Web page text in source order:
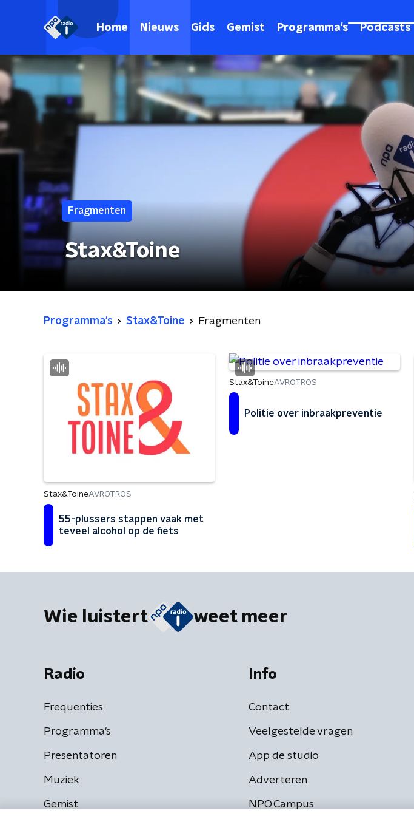
Home Nieuws Gids Gemist Programma's Podcasts
Fragmenten
Stax&Toine
Programma's Stax&Toine Fragmenten
Stax&ToineAVROTROS
55-plussers stappen vaak met
teveel alcohol op de fiets
Stax&ToineAVROTROS
Politie over inbraakpreventie
Wie luistert weet meer
Radio
Frequenties
Programma's
Presentatoren
Muziek
Gemist
Info
Contact
Veelgestelde vragen
App de studio
Adverteren
NPO Campus